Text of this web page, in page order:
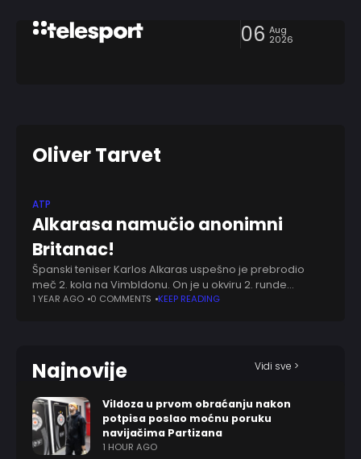
06 Aug
2026
Oliver Tarvet
ATP
Alkarasa namučio anonimni
Britanac!
Španski teniser Karlos Alkaras uspešno je prebrodio
meč 2. kola na Vimbldonu. On je u okviru 2. runde
savladao domaćeg tenisera Olivera Tarveta rezultatom
1 YEAR AGO 0 COMMENTS KEEP READING
Najnovije Vidi sve >
Vildoza u prvom obraćanju nakon
potpisa poslao moćnu poruku
navijačima Partizana
1 HOUR AGO